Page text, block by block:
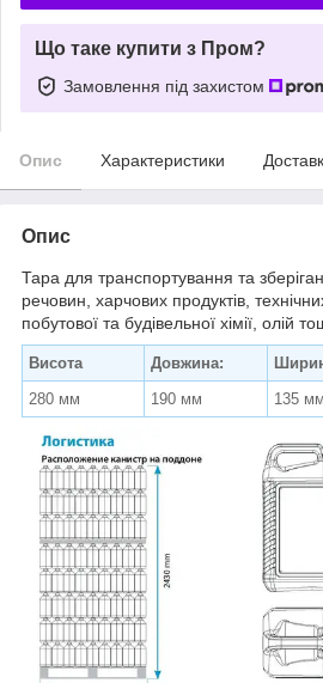
Що таке купити з Пром?
Замовлення під захистом
Опис Характеристики
Опис
Тара для транспортування та
речовин, харчових продуктів,
побутової та будівельної хімії, олій
Висота Довжина:
280 мм
190 мм 135 мм